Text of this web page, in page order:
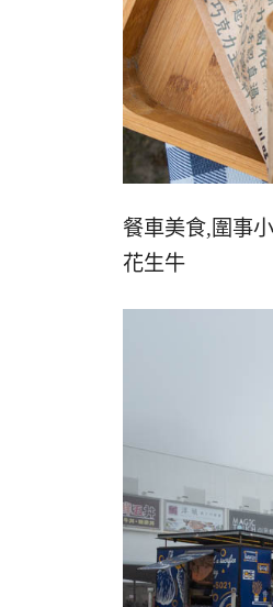
餐車美食,圍事
花生牛